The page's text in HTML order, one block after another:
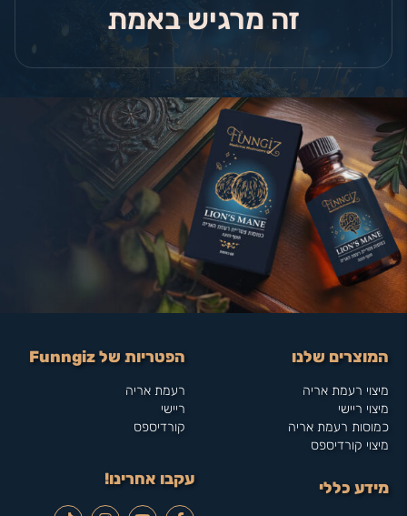
זה מרגיש באמת
המוצרים שלנו
מיצוי רעמת אריה
מיצוי ריישי
כמוסות רעמת אריה
מיצוי קורדיספס
הפטריות של Funngiz
רעמת אריה
ריישי
קורדיספס
מידע כללי עקבו אחרינו!